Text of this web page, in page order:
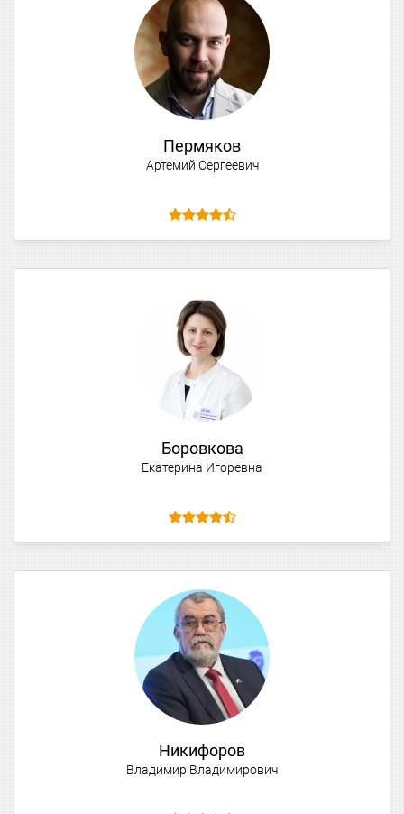
Пермяков
Артемий Сергеевич
Боровкова
Екатерина Игоревна
Никифоров
Владимир Владимирович